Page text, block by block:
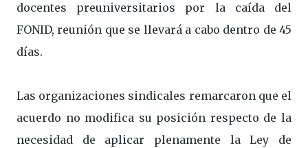
docentes preuniversitarios por la caída del
FONID, reunión que se llevará a cabo dentro de 45
días.
Las organizaciones sindicales remarcaron que el
acuerdo no modifica su posición respecto de la
necesidad de aplicar plenamente la Ley de